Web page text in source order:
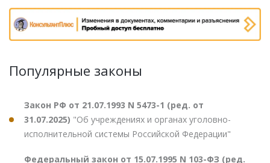
Популярные законы
Закон РФ от 21.07.1993 N 5473-1 (ред. от
31.07.2025) "Об учреждениях и органах уголовно-
исполнительной системы Российской Федерации"
Федеральный закон от 15.07.1995 N 103-ФЗ (ред.